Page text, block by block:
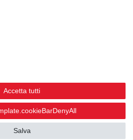
Accetta tutti
Salva